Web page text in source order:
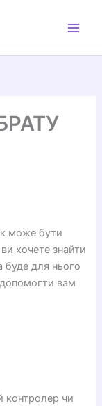
може бути
хочете знайти
для нього
вам
контролер чи